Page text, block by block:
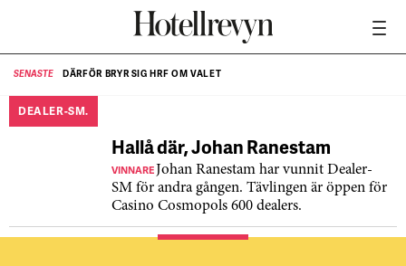
SENASTE DÄRFÖR BRYR SIG HRF OM VALET
DEALER-SM.
Hallå där, Johan Ranestam
VINNARE Johan Ranestam har vunnit Dealer-
SM för andra gången. Tävlingen är öppen för
Casino Cosmopols 600 dealers.